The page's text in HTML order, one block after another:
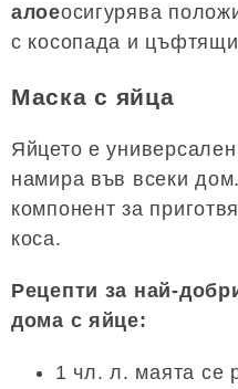
алоеосигурява
с косопада и
Маска с яйца
Яйцето е
намира във всеки
компонент за
коса.
Рецепти за най-
дома с яйце:
1 чл. л. маята се